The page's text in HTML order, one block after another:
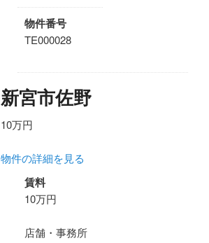
物件番号
TE000028
新宮市佐野
10万円
物件の詳細を見る
賃料
10万円
店舗・事務所